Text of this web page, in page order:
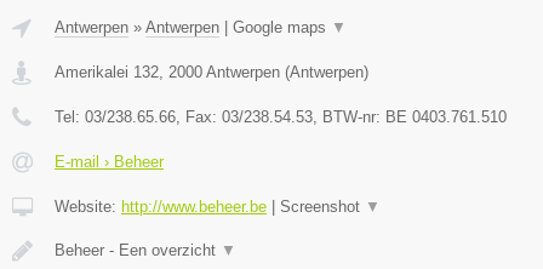
Antwerpen » Antwerpen Google maps ▼
Amerikalei 132 2000 Antwerpen (Antwerpen)
Tel: 03/238.65.66 , Fax: 03/238.54.53 , BTW-nr: BE 0403.761.510
E-mail › Beheer
Website: http://www.beheer.be Screenshot ▼
Beheer - Een overzicht ▼